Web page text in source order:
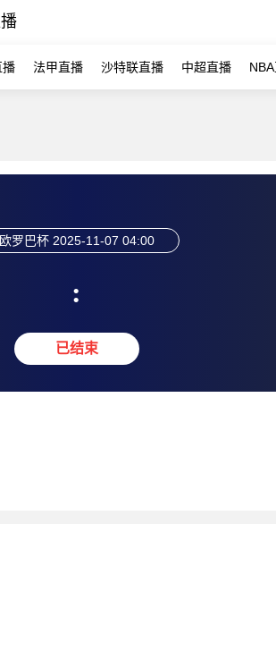
播 法甲直播 沙特联直播 中超直播
欧罗巴杯 2025-11-07 04:00
:
已结束